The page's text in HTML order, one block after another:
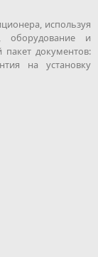
используя
оборудование и
документов:
на установку